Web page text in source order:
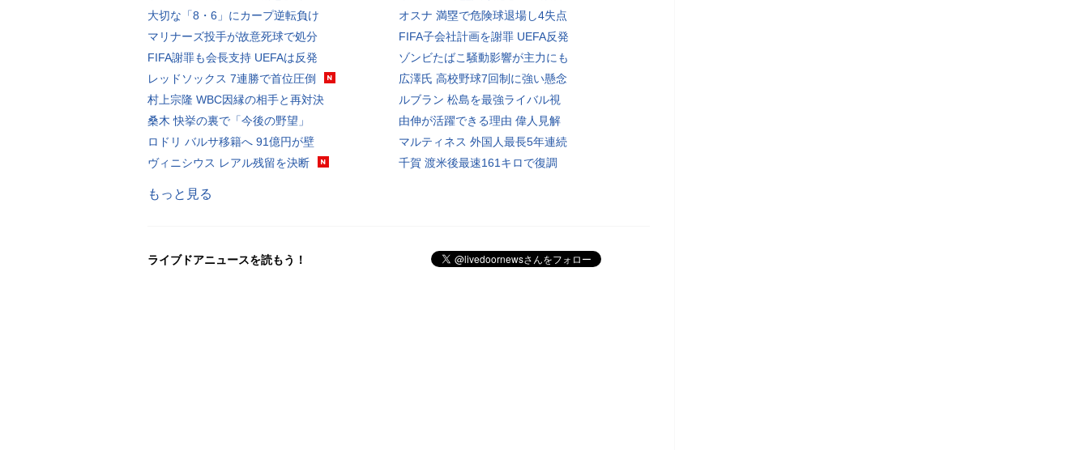
大切な「8・6」にカープ逆転負け
マリナーズ投手が故意死球で処分
FIFA謝罪も会長支持 UEFAは反発
レッドソックス 7連勝で首位圧倒
村上宗隆 WBC因縁の相手と再対決
桑木 快挙の裏で「今後の野望」
ロドリ バルサ移籍へ 91億円が壁
ヴィニシウス レアル残留を決断
オスナ 満塁で危険球退場し4失点
FIFA子会社計画を謝罪 UEFA反発
ゾンビたばこ騒動影響が主力にも
広澤氏 高校野球7回制に強い懸念
ルブラン 松島を最強ライバル視
由伸が活躍できる理由 偉人見解
マルティネス 外国人最長5年連続
千賀 渡米後最速161キロで復調
もっと見る
ライブドアニュースを読もう！